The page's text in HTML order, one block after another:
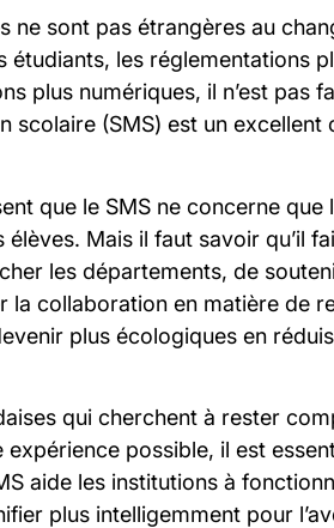
ne sont pas étrangères au
étudiants, les réglementations
plus numériques, il n’est pas
scolaire (SMS) est un excellent
que le SMS ne concerne que
Mais il faut savoir qu’il
les départements, de
la collaboration en matière de
plus écologiques en
qui cherchent à rester
possible, il est
aide les institutions à
plus intelligemment pour